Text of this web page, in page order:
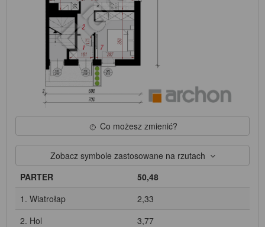
Co możesz zmienić?
Zobacz symbole zastosowane na rzutach
PARTER
50,48
1. Wiatrołap
2,33
2. Hol
3,77